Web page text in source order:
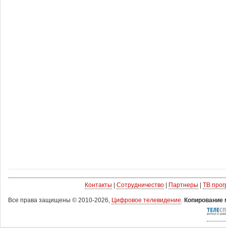
Контакты Сотрудничество| Партнеры ТВ
Все права защищены © 2010-2026, Цифровое телевидение. Копирование